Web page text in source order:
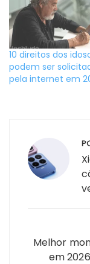
10 direitos dos
podem ser
pela internet em
de
Post
Melhor
em